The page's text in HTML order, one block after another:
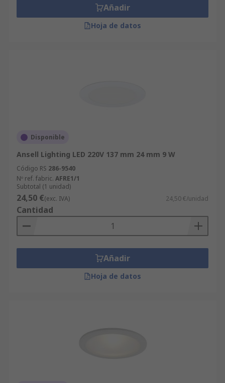
Añadir
Hoja de datos
Disponible
Ansell Lighting LED 220V 137 mm 24 mm 9 W
Código RS 286-9540
Nº ref. fabric. AFRE1/1
Subtotal (1 unidad)
24,50 €(exc. IVA) 24,50 €/unidad
Cantidad
Añadir
Hoja de datos